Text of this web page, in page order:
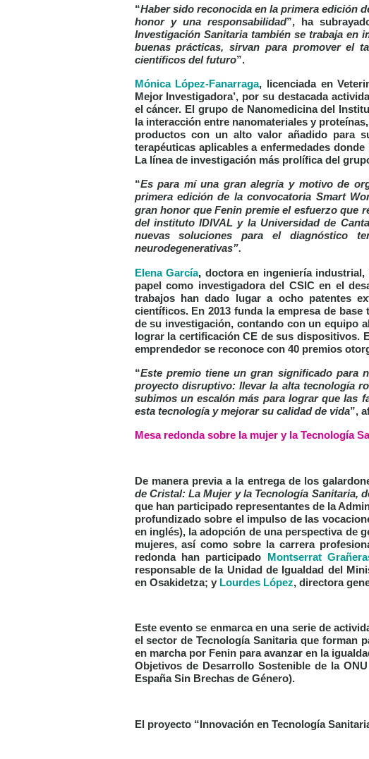
“Haber sido reconocida en la primera edición
honor y una responsabilidad”, ha
Investigación Sanitaria también se trabaja en
buenas prácticas, sirvan para promover el
científicos del futuro”.
Mónica López-Fanarraga, licenciada en
Mejor Investigadora’, por su destacada
el cáncer. El grupo de Nanomedicina del
la interacción entre nanomateriales y
productos con un alto valor añadido para
terapéuticas aplicables a enfermedades
La línea de investigación más prolífica del
“Es para mí una gran alegría y motivo de
primera edición de la convocatoria Smart
gran honor que Fenin premie el esfuerzo que
del instituto IDIVAL y la Universidad de
nuevas soluciones para el diagnóstico
neurodegenerativas”.
Elena García, doctora en ingeniería
papel como investigadora del CSIC en el
trabajos han dado lugar a ocho patentes
científicos. En 2013 funda la empresa de
de su investigación, contando con un equipo
lograr la certificación CE de sus dispositivos.
emprendedor se reconoce con 40 premios
“Este premio tiene un gran significado para
proyecto disruptivo: llevar la alta tecnología
subimos un escalón más para lograr que las
esta tecnología y mejorar su calidad de vida”,
Mesa redonda sobre la mujer y la Tecnología
De manera previa a la entrega de los
de Cristal: La Mujer y la Tecnología Sanitaria,
que han participado representantes de la
profundizado sobre el impulso de las
en inglés), la adopción de una perspectiva de
mujeres, así como sobre la carrera
redonda han participado
Montserrat
responsable de la Unidad de Igualdad del
en Osakidetza; y Lourdes López, directora
Este evento se enmarca en una serie de
el sector de Tecnología Sanitaria que forman
en marcha por Fenin para avanzar en la
Objetivos de Desarrollo Sostenible de la
España Sin Brechas de Género).
El proyecto “Innovación en Tecnología